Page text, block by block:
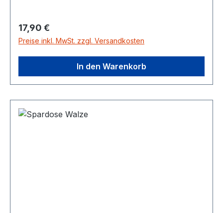
Regulärer Preis:
17,90 €
Preise inkl. MwSt. zzgl. Versandkosten
In den Warenkorb